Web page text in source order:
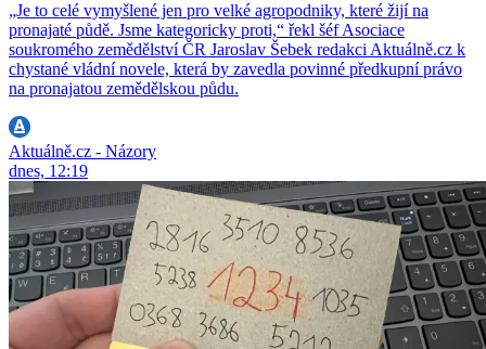
„Je to celé vymyšlené jen pro velké agropodniky, které žijí na
pronajaté půdě. Jsme kategoricky proti,“ řekl šéf Asociace
soukromého zemědělství ČR Jaroslav Šebek redakci Aktuálně.cz k
chystané vládní novele, která by zavedla povinné předkupní právo
na pronajatou zemědělskou půdu.
Aktuálně.cz - Názory
dnes, 12:19